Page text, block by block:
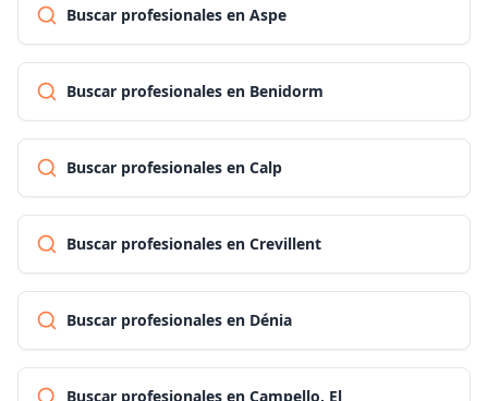
Buscar profesionales en Aspe
Buscar profesionales en Benidorm
Buscar profesionales en Calp
Buscar profesionales en Crevillent
Buscar profesionales en Dénia
Buscar profesionales en Campello, El